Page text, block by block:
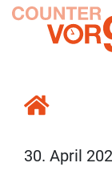
30. April